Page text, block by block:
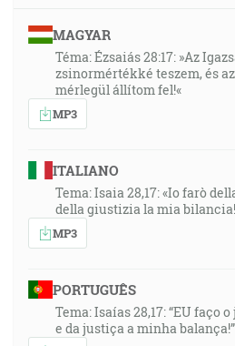
MAGYAR
Téma: Ézsaiás 28:17: »Az
zsinormértékké teszem, és
mérlegül állítom fel!«
MP3
ITALIANO
Tema: Isaia 28,17: «Io farò
della giustizia la mia
MP3
PORTUGUÊS
Tema: Isaías 28,17: “EU faço
e da justiça a minha balança!”